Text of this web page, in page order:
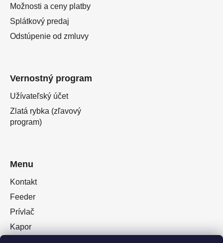
Možnosti a ceny platby
Splátkový predaj
Odstúpenie od zmluvy
Vernostný program
Užívateľský účet
Zlatá rybka (zľavový
program)
Menu
Kontakt
Feeder
Prívlač
Kapor